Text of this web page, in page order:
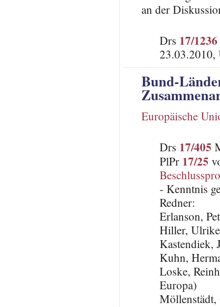
an der
Drs 17/1236
23.03.2010,
Bund-
Europäische
Drs 17/405
PlPr 17/25
- Kenntnis
Redner:
Erlanson,
Hiller,
Kastendiek,
Kuhn,
Loske,
Europa)